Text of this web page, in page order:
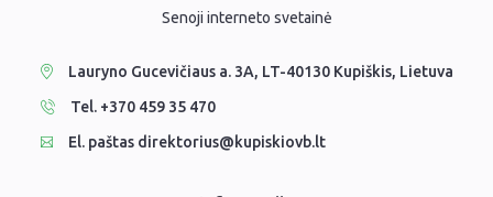
Senoji interneto svetainė
Lauryno Gucevičiaus a. 3A, LT-40130 Kupiškis, Lietuva
Tel. +370 459 35 470
El. paštas direktorius@kupiskiovb.lt